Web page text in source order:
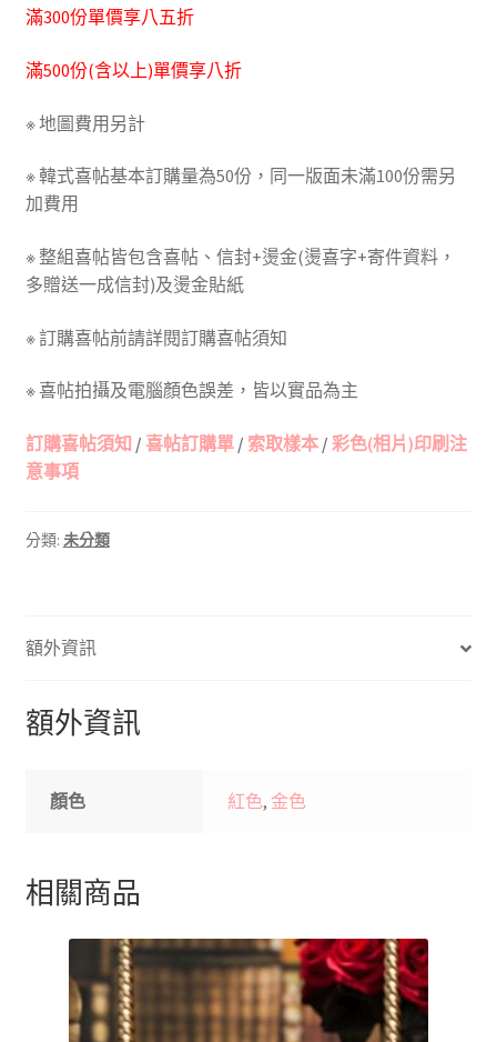
滿300份單價享八五折
滿500份(含以上)單價享八折
※ 地圖費用另計
※ 韓式喜帖基本訂購量為50份，同一版面未滿100份需另
加費用
※ 整組喜帖皆包含喜帖、信封+燙金(燙喜字+寄件資料，
多贈送一成信封)及燙金貼紙
※ 訂購喜帖前請詳閱訂購喜帖須知
※ 喜帖拍攝及電腦顏色誤差，皆以實品為主
訂購喜帖須知 / 喜帖訂購單/ 索取樣本/ 彩色(相片)印刷注
意事項
分類: 未分類
額外資訊
額外資訊
顏色 紅色,金色
相關商品